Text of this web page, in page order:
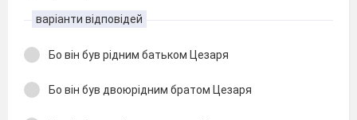
варіанти відповідей
Бо він був рідним батьком Цезаря
Бо він був двоюрідним братом Цезаря